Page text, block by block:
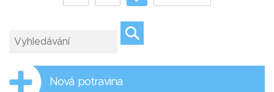
Nová potravina